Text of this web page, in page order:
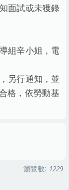
面試或未獲錄
組辛小姐，電
另行通知，並
格，依勞動基
瀏覽數: 1229